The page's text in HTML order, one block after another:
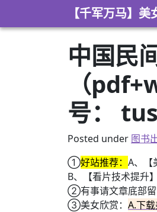
【千军万马】
中国民
（
号：
Posted under 图书
①好站推荐： A、【
B、【看片技术提升】
②有事请文章底部留
③美女欣赏： A.下